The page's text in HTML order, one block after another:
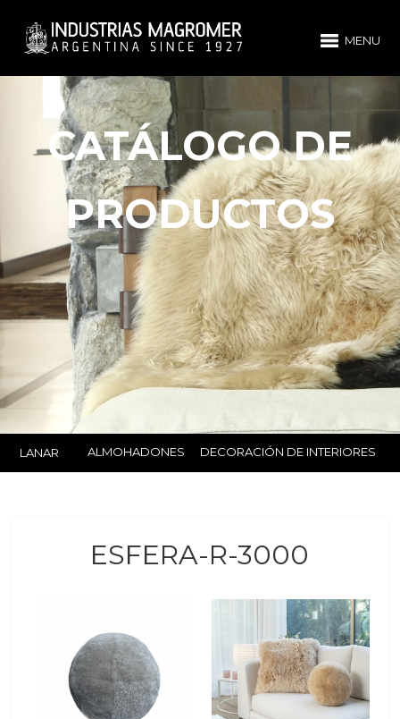
MENU
CATÁLOGO DE
PRODUCTOS
LANAR ALMOHADONES DECORACIÓN DE INTERIORES
ESFERA-R-3000